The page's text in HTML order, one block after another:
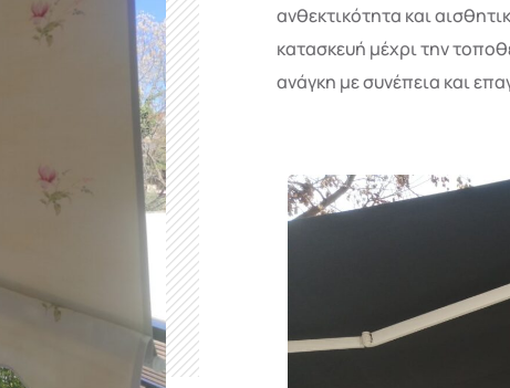
ανθεκτικότητα και
κατασκευή μέχρι την
ανάγκη με συνέπεια και